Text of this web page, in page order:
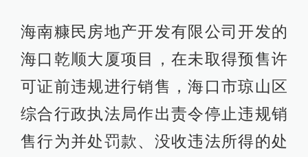
海南糠民房地产开发有限公司开发的
海口乾顺大厦项目，在未取得预售许
可证前违规进行销售，海口市琼山区
综合行政执法局作出责令停止违规销
售行为并处罚款、没收违法所得的处